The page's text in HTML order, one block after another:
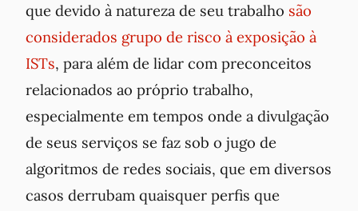
que devido à natureza de seu trabalho são
considerados grupo de risco à exposição à
ISTs, para além de lidar com preconceitos
relacionados ao próprio trabalho,
especialmente em tempos onde a divulgação
de seus serviços se faz sob o jugo de
algoritmos de redes sociais, que em diversos
casos derrubam quaisquer perfis que